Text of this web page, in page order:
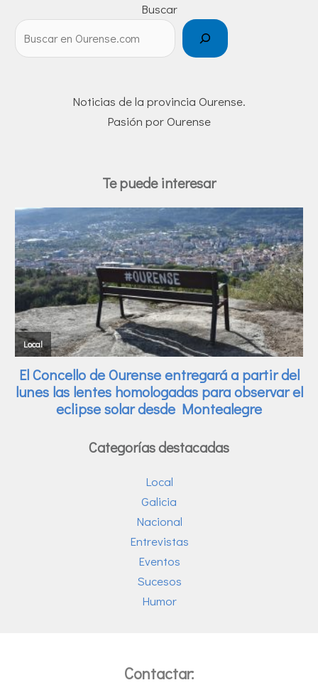
Buscar
Noticias de la provincia Ourense.
Pasión por Ourense
Te puede interesar
Categorías destacadas
Local
Galicia
Nacional
Entrevistas
Eventos
Sucesos
Humor
Contactar: